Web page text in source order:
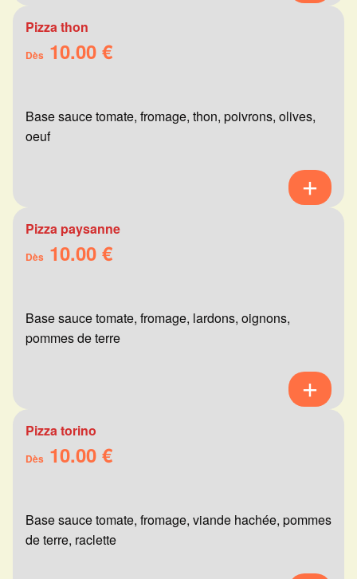
Pizza thon
Dès 10.00 €
Base sauce tomate, fromage, thon, poivrons, olives,
oeuf
Pizza paysanne
Dès 10.00 €
Base sauce tomate, fromage, lardons, oignons,
pommes de terre
Pizza torino
Dès 10.00 €
Base sauce tomate, fromage, viande hachée, pommes
de terre, raclette